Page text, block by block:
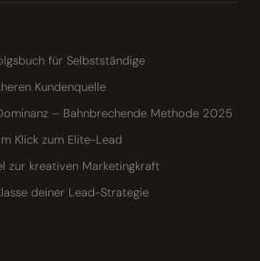
für Selbstständige
Kundenquelle
– Bahnbrechende Methode 2025
Klick zum Elite-Lead
zur kreativen Marketingkraft
deiner Lead-Strategie